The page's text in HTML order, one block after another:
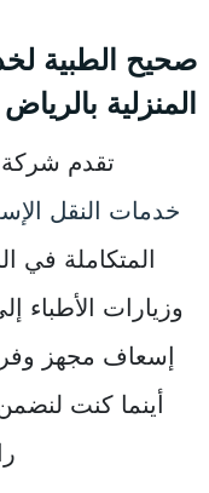
صحيح الطبية
المنزلية بالرياض
تقدم شركة
خدمات النقل
المتكاملة في
وزيارات الأطباء
إسعاف مجهز
أينما كنت